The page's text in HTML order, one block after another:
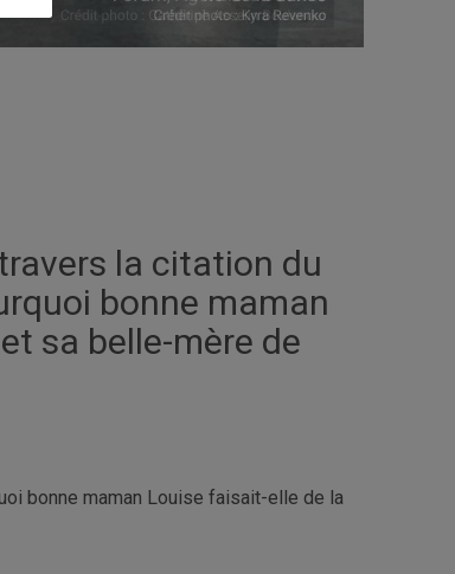
la citation du
bonne maman
sa belle-mère de
bonne maman Louise faisait-elle de la